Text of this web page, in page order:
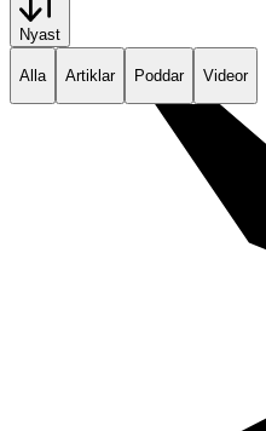
Nyast
Alla Artiklar Poddar Videor